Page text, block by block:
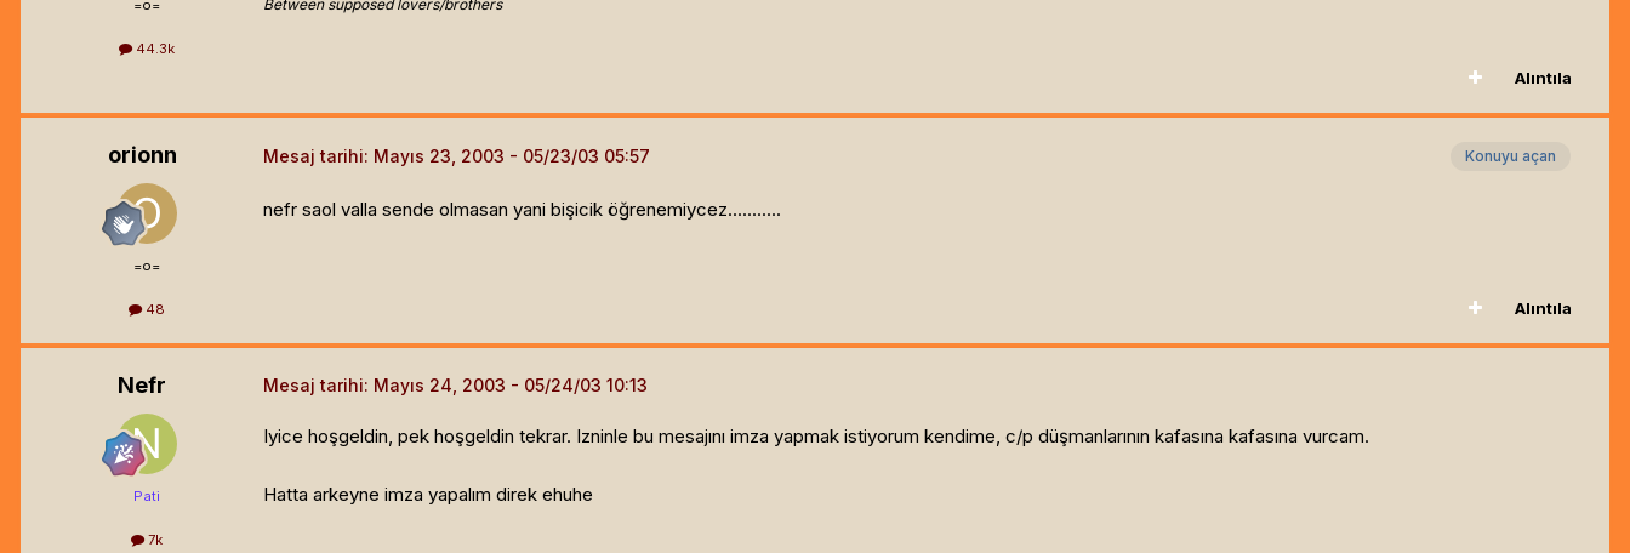
=o=
44.3k
Between supposed lovers/brothers
Alıntıla
orionn
=o=
48
Konuyu açan
Mesaj tarihi: Mayıs 23, 2003
nefr saol valla sende olmasan yani bişicik öğrenemiycez...........
Alıntıla
Nefr
Pati
7k
Mesaj tarihi: Mayıs 24, 2003
Iyice hoşgeldin, pek hoşgeldin tekrar. Izninle bu mesajını imza yapmak istiyorum kendime, c/p düşmanlarının kafasına kafasına vurcam.
Hatta arkeyne imza yapalım direk ehuhe